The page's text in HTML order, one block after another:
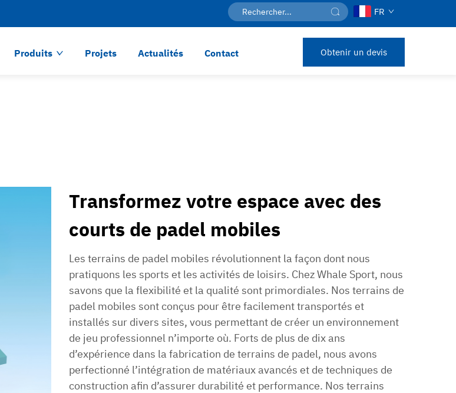
FR
Produits Projets Actualités Contact Obtenir un devis
Transformez votre espace avec des
courts de padel mobiles
Les terrains de padel mobiles révolutionnent la façon dont nous
pratiquons les sports et les activités de loisirs. Chez Whale Sport, nous
savons que la flexibilité et la qualité sont primordiales. Nos terrains de
padel mobiles sont conçus pour être facilement transportés et
installés sur divers sites, vous permettant de créer un environnement
de jeu professionnel n’importe où. Forts de plus de dix ans
d’expérience dans la fabrication de terrains de padel, nous avons
perfectionné l’intégration de matériaux avancés et de techniques de
construction afin d’assurer durabilité et performance. Nos terrains